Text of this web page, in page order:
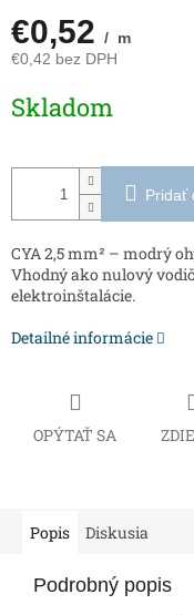
€0,52 / m
€0,42 bez DPH
cena:
Skladom
Pridať
CYA 2,5 mm² – modrý
Vhodný ako nulový
elektroinštalácie.
Detailné informácie
OPÝTAŤ SA
Popis Diskusia
Podrobný popis